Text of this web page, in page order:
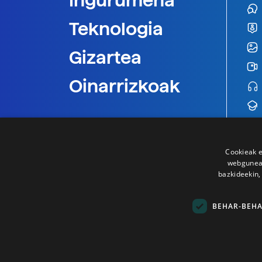
Teknologia
Gizartea
Oinarrizkoak
Cookieak
BEHAR-